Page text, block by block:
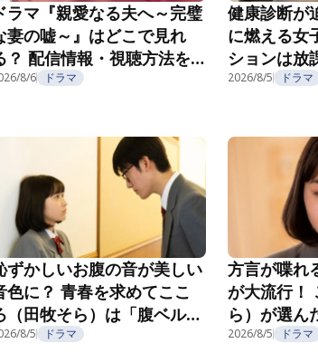
ラマ『親愛なる夫へ～完璧
妻の嘘～』はどこで見れ
？ 配信情報・視聴方法を
介8/6 ドラマ
健康診断が
に燃える女
ションは放
み」で……？
2026/8/5 ドラマ
ずかしいお腹の音が美しい
色に？ 青春を求めてここ
（田牧そら）は「腹ベル
」へ！『こころのフフフ』
8/5 ドラマ
方言が喋れ
が大流行！
ら）が選
ろのフフフ
2026/8/5 ドラマ